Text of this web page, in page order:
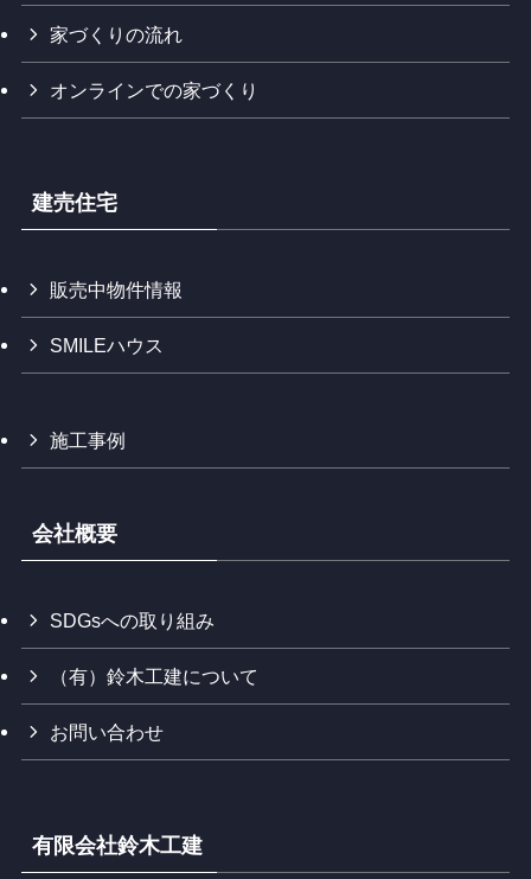
家づくりの流れ
オンラインでの家づくり
建売住宅
販売中物件情報
SMILEハウス
施工事例
会社概要
SDGsへの取り組み
（有）鈴木工建について
お問い合わせ
有限会社鈴木工建